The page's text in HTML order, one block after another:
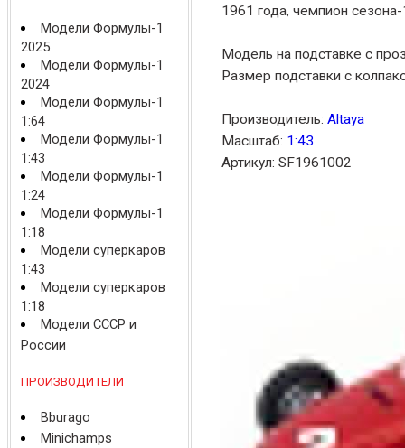
Модели Формулы-1
2025
Модели Формулы-1
2024
Модели Формулы-1
1:64
Модели Формулы-1
1:43
Модели Формулы-1
1:24
Модели Формулы-1
1:18
Модели суперкаров
1:43
Модели суперкаров
1:18
Модели СССР и
России
ПРОИЗВОДИТЕЛИ
Bburago
Minichamps
1961 года, чемпион
Модель на подставке с
Размер подставки с
Производитель: Altaya
Масштаб: 1:43
Артикул: SF1961002